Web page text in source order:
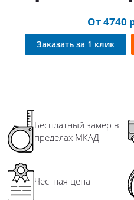
От 4740
Заказать за 1 клик
Бесплатный замер в
пределах МКАД
Честная цена